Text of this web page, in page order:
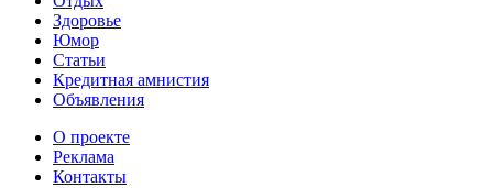
Здоровье
Юмор
Статьи
Кредитная амнистия
Объявления
О проекте
Реклама
Контакты